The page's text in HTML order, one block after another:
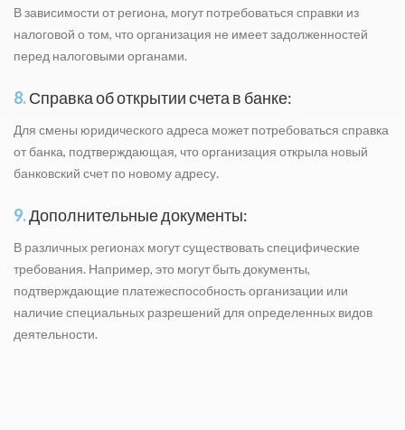
В зависимости от региона, могут потребоваться справки из
налоговой о том, что организация не имеет задолженностей
перед налоговыми органами.
8.Справка об открытии счета в банке:
Для смены юридического адреса может потребоваться справка
от банка, подтверждающая, что организация открыла новый
банковский счет по новому адресу.
9.Дополнительные документы:
В различных регионах могут существовать специфические
требования. Например, это могут быть документы,
подтверждающие платежеспособность организации или
наличие специальных разрешений для определенных видов
деятельности.